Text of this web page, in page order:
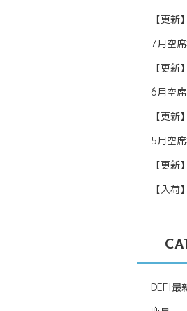
【更新
7月空
【更新
6月空
【更新
5月空
【更新
【入
DEFI最